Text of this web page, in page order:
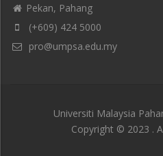
Pekan, Pahang
(+609) 424 5000
pro@umpsa.edu.my
Universiti Malaysia
Copyright © 2023 .